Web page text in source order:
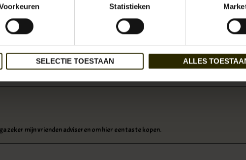
Statistieken
SELECTIE TOESTAAN ALLES
Beschikbaarheid:
Incl. btw
zeker mijn vrienden adviseren om hier een tas te kopen.